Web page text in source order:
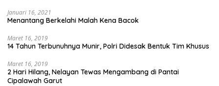
Januari 16, 2021
Menantang Berkelahi Malah Kena Bacok
Maret 16, 2019
14 Tahun Terbunuhnya Munir, Polri Didesak Bentuk Tim Khusus
Maret 16, 2019
2 Hari Hilang, Nelayan Tewas Mengambang di Pantai
Cipalawah Garut